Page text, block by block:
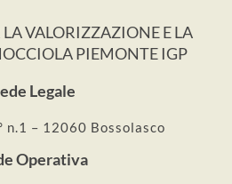
VALORIZZAZIONE E LA
PIEMONTE IGP
Legale
n.1 – 12060 Bossolasco
Operativa